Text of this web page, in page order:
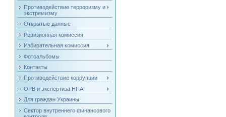
Противодействие терроризму и
экстремизму
Открытые данные
Ревизионная комиссия
Избирательная комиссия
Фотоальбомы
Контакты
Противодействие коррупции
ОРВ и экспертиза НПА
Для граждан Украины
Сектор внутреннего финансового